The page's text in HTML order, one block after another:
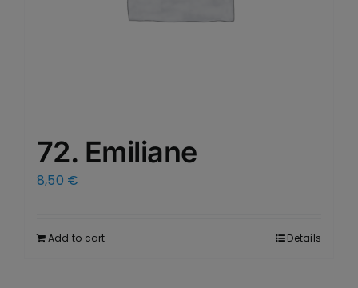
72. Emiliane
8,50 €
Add to cart Details